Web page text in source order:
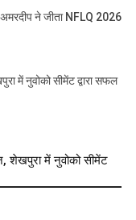
ने जीता NFLQ 2026
में नुवोको सीमेंट द्वारा सफल
शेखपुरा में नुवोको सीमेंट